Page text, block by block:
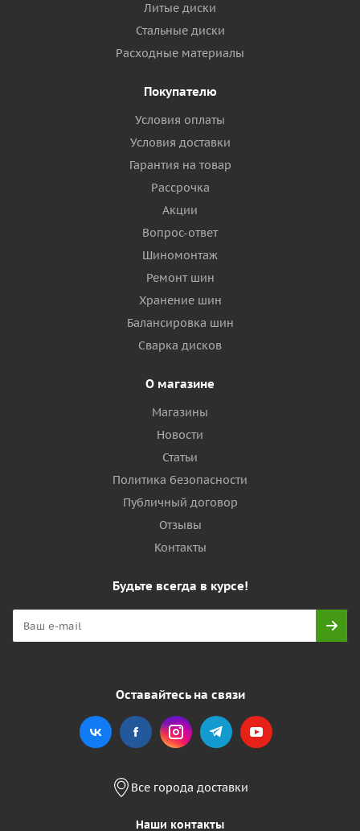
Литые диски
Стальные диски
Расходные материалы
Покупателю
Условия оплаты
Условия доставки
Гарантия на товар
Рассрочка
Акции
Вопрос-ответ
Шиномонтаж
Ремонт шин
Хранение шин
Балансировка шин
Сварка дисков
О магазине
Магазины
Новости
Статьи
Политика безопасности
Публичный договор
Отзывы
Контакты
Будьте всегда в курсе!
Оставайтесь на связи
Все города доставки
Наши контакты